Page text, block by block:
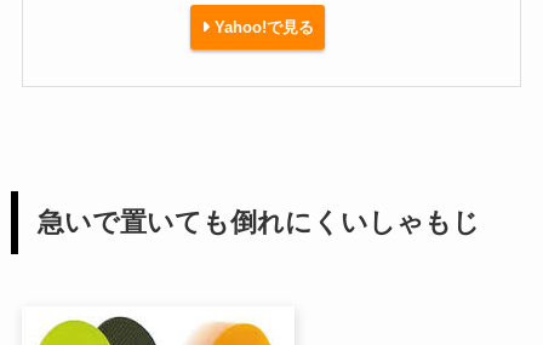
Yahoo!で見る
急いで置いても倒れにくいしゃもじ